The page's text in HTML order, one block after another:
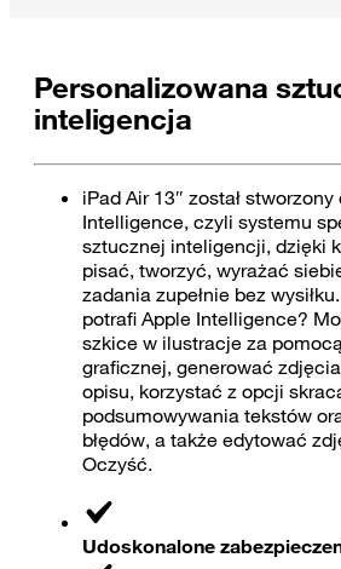
Personalizowana
inteligencja
iPad Air 13″ został
Intelligence, czyli systemu
sztucznej inteligencji, dzięki
pisać, tworzyć, wyrażać
zadania zupełnie bez
potrafi Apple Intelligence?
szkice w ilustracje za
graficznej, generować
opisu, korzystać z opcji
podsumowywania tekstów
błędów, a także edytować
Oczyść.
Udoskonalone